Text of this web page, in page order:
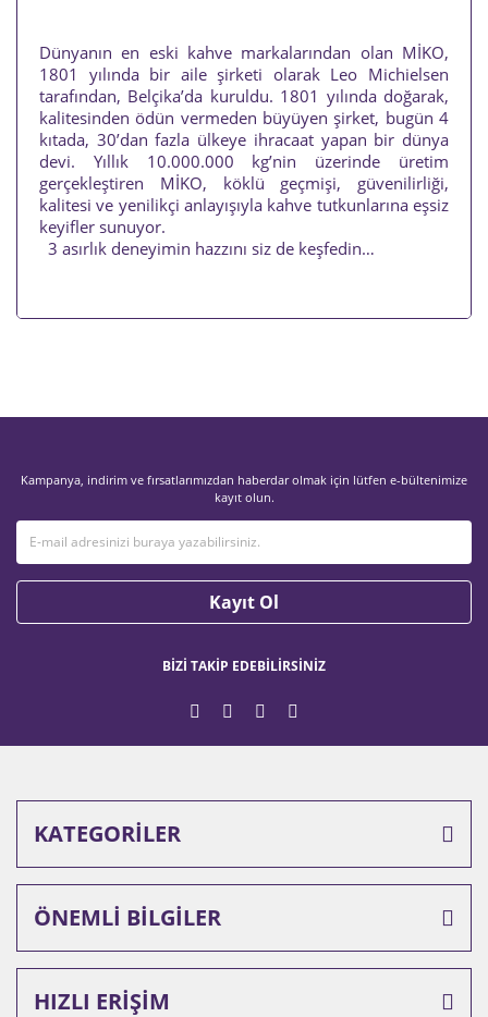
Dünyanın en eski kahve markalarından olan MİKO,
1801 yılında bir aile şirketi olarak Leo Michielsen
tarafından, Belçika’da kuruldu. 1801 yılında doğarak,
kalitesinden ödün vermeden büyüyen şirket, bugün 4
kıtada, 30’dan fazla ülkeye ihracaat yapan bir dünya
devi. Yıllık 10.000.000 kg’nin üzerinde üretim
gerçekleştiren MİKO, köklü geçmişi, güvenilirliği,
kalitesi ve yenilikçi anlayışıyla kahve tutkunlarına eşsiz
keyifler sunuyor.
3 asırlık deneyimin hazzını siz de keşfedin…
Ürün açıklamasında eksik bilgiler bulunuyor.
Ürün fiyatı diğer sitelerden daha pahalı.
Bu ürüne benzer farklı alternatifler olmalı.
Kampanya, indirim ve fırsatlarımızdan haberdar olmak için lütfen e-bültenimize
kayıt olun.
Kayıt Ol
BİZİ TAKİP EDEBİLİRSİNİZ
KATEGORİLER
ÖNEMLİ BİLGİLER
HIZLI ERİŞİM